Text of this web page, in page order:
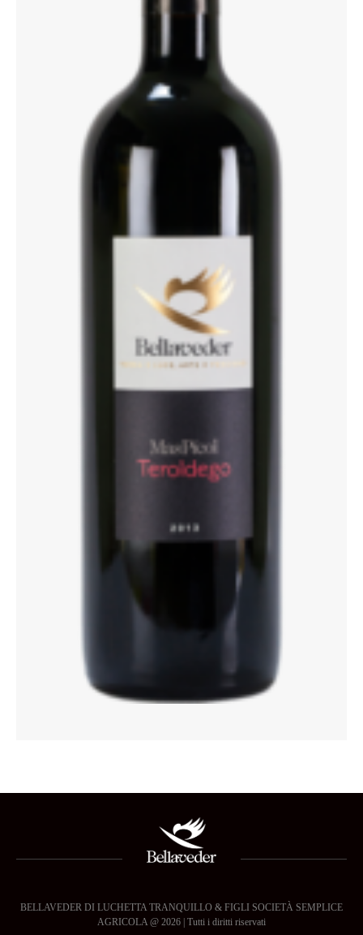
BELLAVEDER DI LUCHETTA TRANQUILLO & FIGLI SOCIETÀ SEMPLICE
AGRICOLA @ 2026 | Tutti i diritti riservati